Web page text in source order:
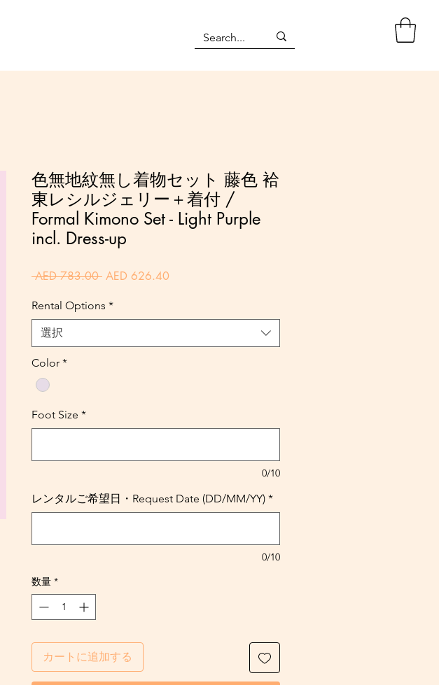
色無地紋無し着物セット 藤色 袷
東レシルジェリー＋着付 /
Formal Kimono Set - Light Purple
incl. Dress-up
AED 783.00 通
価
格
AED 626.40セ
価
Rental Options *
選択
Color *
Foot Size *
0/10
レンタルご希望日・Request Date (DD/MM/YY) *
0/10
数量 *
カートに追加する